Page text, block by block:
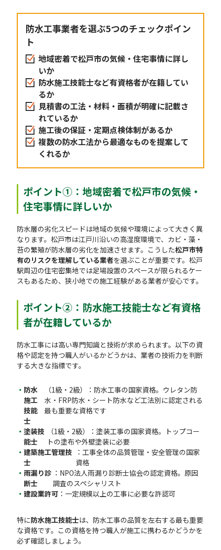
防水工事業者を選ぶ5つのチェックポイン
ト
地域密着で松戸市の気候・住宅事情に詳し
いか
防水施工技能士など有資格者が在籍してい
るか
見積書の工法・材料・面積が明確に記載さ
れているか
施工後の保証・定期点検体制があるか
複数の防水工法から最適なものを提案して
くれるか
ポイント①：地域密着で松戸市の気候・
住宅事情に詳しいか
防水層の劣化スピードは地域の気候や環境によって大きく異
なります。松戸市は江戸川沿いの高湿度環境で、カビ・藻・
苔の繁殖が防水層の劣化を加速させます。こうした松戸市特
有のリスクを理解している業者を選ぶことが重要です。松戸
駅周辺の住宅密集地では足場設置のスペースが限られるケー
スもあるため、狭小地での施工経験がある業者が安心です。
ポイント②：防水施工技能士など有資格
者が在籍しているか
防水工事には高い専門知識と技術が求められます。以下の資
格や認定を持つ職人がいるかどうかは、業者の技術力を判断
する大きな指標です。
防水
施工
技能
士
（1級・2級）：防水工事の国家資格。ウレタン防
水・FRP防水・シート防水など工法別に認定される
最も重要な資格です
塗装技
能士
（1級・2級）：塗装工事の国家資格。トップコー
トの塗布や外壁塗装に必要
建築施工管理技
士
：工事全体の品質管理・安全管理の国家
資格
雨漏り診
断士
：NPO法人雨漏り診断士協会の認定資格。原因
調査のスペシャリスト
建設業許可 ：一定規模以上の工事に必要な許認可
特に防水施工技能士は、防水工事の品質を左右する最も重要
な資格です。この資格を持つ職人が施工に携わるかどうかを
必ず確認しましょう。